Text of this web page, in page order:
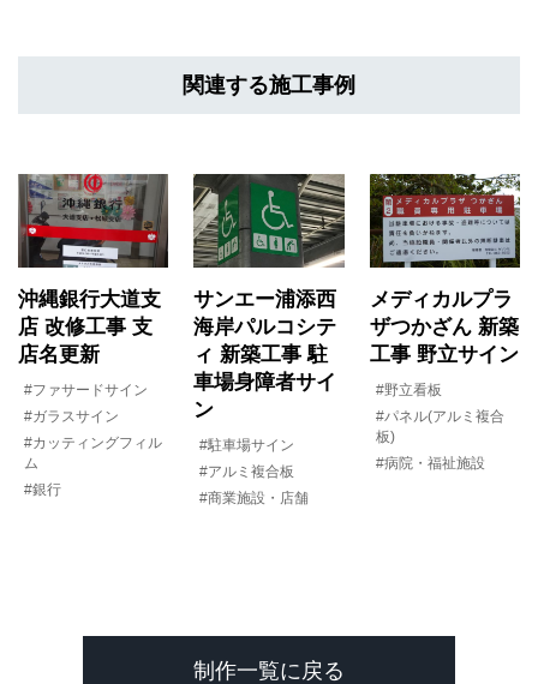
関連する施工事例
沖縄銀行大道支
店 改修工事 支
店名更新
#ファサードサイン
#ガラスサイン
#カッティングフィル
ム
#銀行
サンエー浦添西
海岸パルコシテ
ィ 新築工事 駐
車場身障者サイ
ン
#駐車場サイン
#アルミ複合板
#商業施設・店舗
メディカルプラ
ザつかざん 新築
工事 野立サイン
#野立看板
#パネル(アルミ複合
板)
#病院・福祉施設
制作一覧に戻る